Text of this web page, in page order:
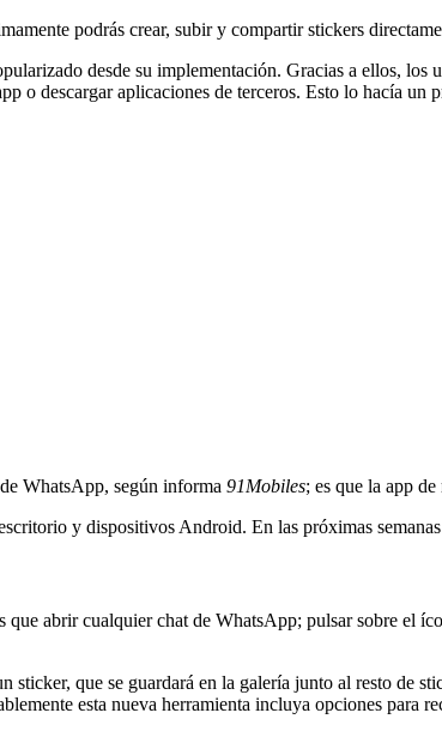
podrás crear, subir y compartir stickers
desde su implementación. Gracias a ellos,
o descargar aplicaciones de terceros. Esto lo hacía
WhatsApp, según informa 91Mobiles; es que la app
y dispositivos Android. En las próximas
abrir cualquier chat de WhatsApp; pulsar sobre el
sticker, que se guardará en la galería junto al resto de
esta nueva herramienta incluya opciones para